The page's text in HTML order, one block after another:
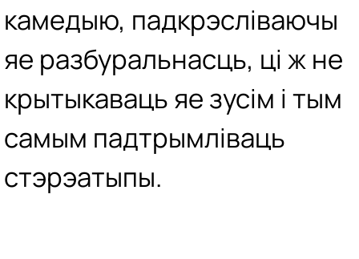
камедыю, падкрэсліваючы
яе разбуральнасць, ці ж не
крытыкаваць яе зусім і тым
самым падтрымліваць
стэрэатыпы.